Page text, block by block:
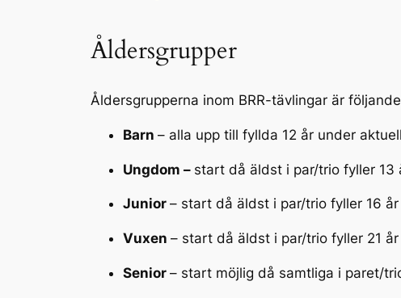
Åldersgrupper
Åldersgrupperna inom BRR-tävlingar är
Barn – alla upp till fyllda 12 år under
Ungdom – start då äldst i par/trio fyller 13
Junior – start då äldst i par/trio fyller 16
Vuxen – start då äldst i par/trio fyller 21
Senior – start möjlig då samtliga i paret/